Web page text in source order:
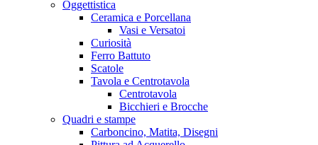
Oggettistica
Ceramica e Porcellana
Vasi e Versatoi
Curiosità
Ferro Battuto
Scatole
Tavola e Centrotavola
Centrotavola
Bicchieri e Brocche
Quadri e stampe
Carboncino, Matita, Disegni